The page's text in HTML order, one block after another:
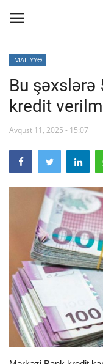
Əsas səhifə
Əlaqə
SƏNAYE-
CƏMİYYƏT
ENERGETİKA
SİYASƏT
İDMAN
FORMULA 1
MALİYYƏ
Bu şəxslərə
kredit
Avqust 11, 2025 - 15:07